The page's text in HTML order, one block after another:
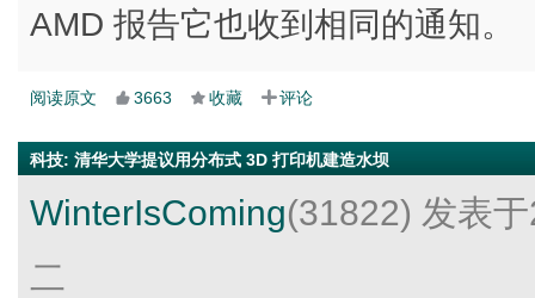
AMD 报告它也收到相同的通知。
阅读原文 3663 收藏 评论
科技: 清华大学提议用分布式 3D 打印机建造水坝
WinterIsComing(31822) 发表
二